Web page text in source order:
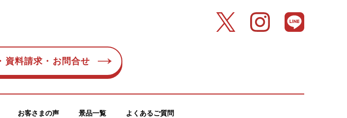
資料請求・お問合せ
お客さまの声 景品一覧 よくあるご質問